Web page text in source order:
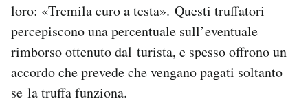
loro: «Tremila euro a testa». Questi truffatori
percepiscono una percentuale sull’eventuale
rimborso ottenuto dal turista, e spesso offrono un
accordo che prevede che vengano pagati soltanto
se la truffa funziona.